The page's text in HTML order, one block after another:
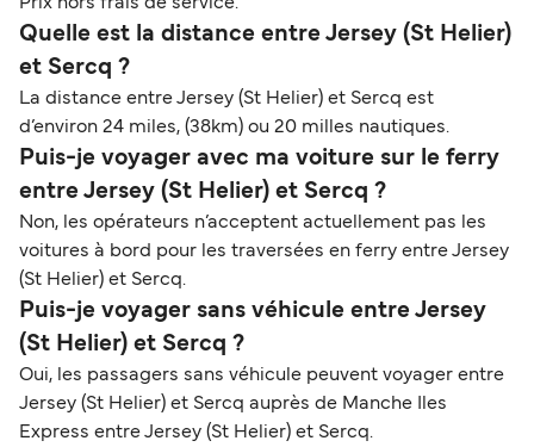
Prix hors frais de service.
Quelle est la distance entre Jersey (St Helier)
et Sercq ?
La distance entre Jersey (St Helier) et Sercq est
d’environ 24 miles, (38km) ou 20 milles nautiques.
Puis-je voyager avec ma voiture sur le ferry
entre Jersey (St Helier) et Sercq ?
Non, les opérateurs n’acceptent actuellement pas les
voitures à bord pour les traversées en ferry entre Jersey
(St Helier) et Sercq.
Puis-je voyager sans véhicule entre Jersey
(St Helier) et Sercq ?
Oui, les passagers sans véhicule peuvent voyager entre
Jersey (St Helier) et Sercq auprès de Manche Iles
Express entre Jersey (St Helier) et Sercq.